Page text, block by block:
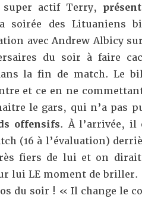
super actif Terry,
soirée des Lituaniens
avec Andrew Albicy
du soir à faire
la fin de match. Le
et ce en ne
le gars, qui n’a pas
offensifs. À l’arrivée, il
(16 à l’évaluation)
fiers de lui et on dirait
lui LE moment de briller.
du soir ! « Il change le